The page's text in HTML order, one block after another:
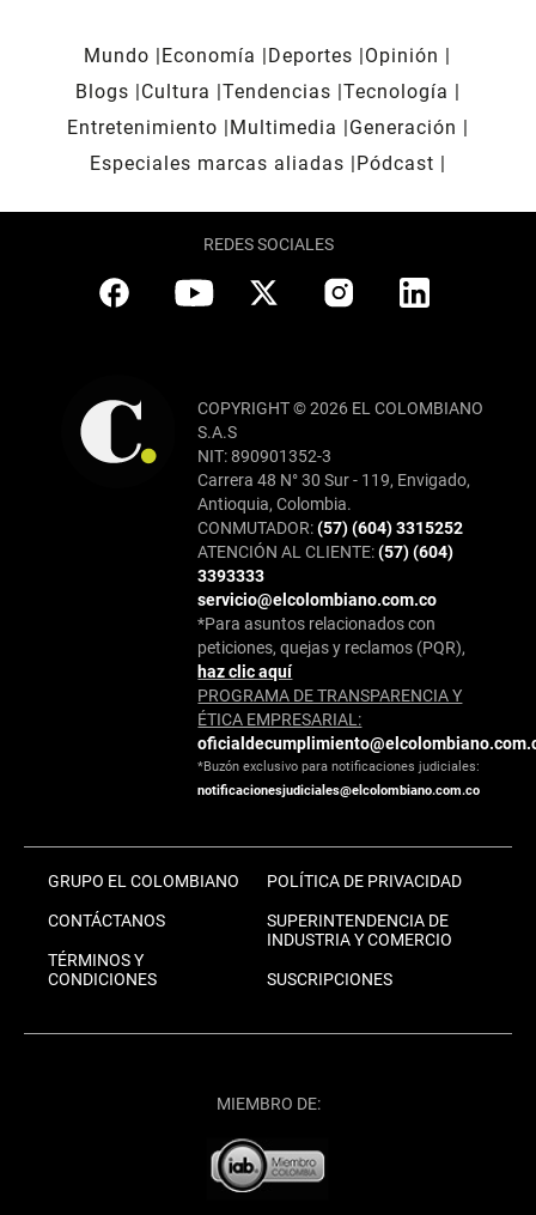
Mundo Economía Deportes
Opinión
Blogs
Cultura Tendencias Tecnología
Entretenimiento
Multimedia
Generación
Especiales marcas aliadas
Pódcast
REDES SOCIALES
COPYRIGHT © 2026 EL COLOMBIANO
S.A.S
NIT: 890901352-3
Carrera 48 N° 30 Sur - 119, Envigado,
Antioquia, Colombia.
CONMUTADOR:(57) (604) 3315252
ATENCIÓN AL CLIENTE:(57) (604)
3393333
servicio@elcolombiano.com.co
*Para asuntos relacionados con
peticiones, quejas y reclamos (PQR),
haz clic aquí
PROGRAMA DE TRANSPARENCIA Y
ÉTICA EMPRESARIAL:
*Buzón exclusivo para notificaciones judiciales:
notificacionesjudiciales@elcolombiano.com.co
GRUPO EL COLOMBIANO
CONTÁCTANOS
TÉRMINOS Y
CONDICIONES
POLÍTICA DE PRIVACIDAD
SUPERINTENDENCIA DE
INDUSTRIA Y COMERCIO
SUSCRIPCIONES
MIEMBRO DE: